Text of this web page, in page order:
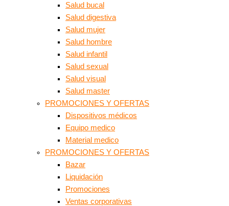
Salud bucal
Salud digestiva
Salud mujer
Salud hombre
Salud infantil
Salud sexual
Salud visual
Salud master
PROMOCIONES Y OFERTAS
Dispositivos médicos
Equipo medico
Material medico
PROMOCIONES Y OFERTAS
Bazar
Liquidación
Promociones
Ventas corporativas